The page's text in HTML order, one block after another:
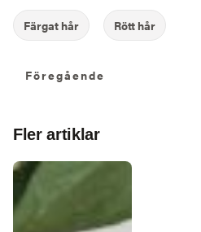
Föregående
Föregående
Fler artiklar